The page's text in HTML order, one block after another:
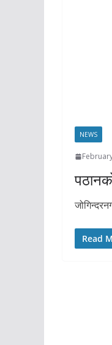
NEWS
Read